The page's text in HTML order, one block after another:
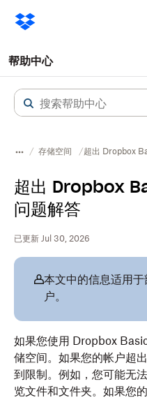
帮助中心
存储空间 超出 Dropbox
超出 Dropbox
问题解答
已更新 Jul 30, 2026
本文中的信息适用
户。
如果您使用 Dropbox
储空间。如果您的帐户超
到限制。例如，您可能无
览文件和文件夹。如果您